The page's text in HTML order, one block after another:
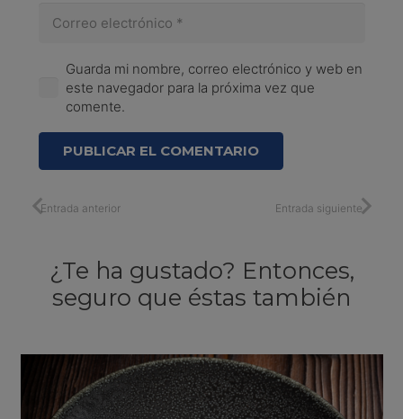
Guarda mi nombre, correo electrónico y web en
este navegador para la próxima vez que
comente.
PUBLICAR EL COMENTARIO
Entrada anterior Entrada siguiente
¿Te ha gustado? Entonces,
seguro que éstas también